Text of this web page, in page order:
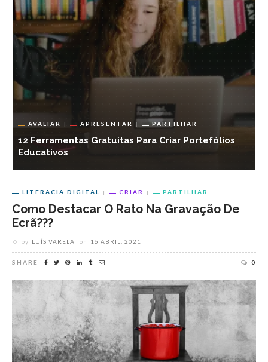
CRIAR LITERACIA DIGITAL PARTILHAR
Os Jogos Educativos Como Uma Forma Divertida E
Interativa De Aprender – 4 Exemplos
LITERACIA DIGITAL CRIAR PARTILHAR
Como Destacar O Rato Na Gravação De
Ecrã???
by LUÍS VARELA on 16 ABRIL, 2021
SHARE 0